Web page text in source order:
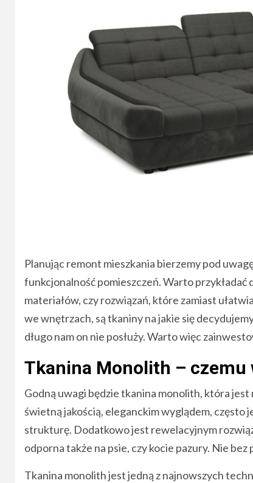
Planując remont mieszkania bierzemy pod
funkcjonalność pomieszczeń. Warto przykładać
materiałów, czy rozwiązań, które zamiast
we wnętrzach, są tkaniny na jakie się
długo nam on nie posłuży. Warto więc
Tkanina Monolith – czemu
Godną uwagi będzie tkanina monolith, która
świetną jakością, eleganckim wyglądem, często
strukturę. Dodatkowo jest rewelacyjnym
odporna także na psie, czy kocie pazury. Nie
Tkanina monolith jest jedną z najnowszych